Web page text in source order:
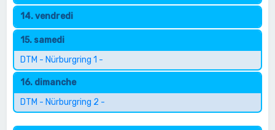
14. vendredi
15. samedi
DTM - Nürburgring 1 -
16. dimanche
DTM - Nürburgring 2 -